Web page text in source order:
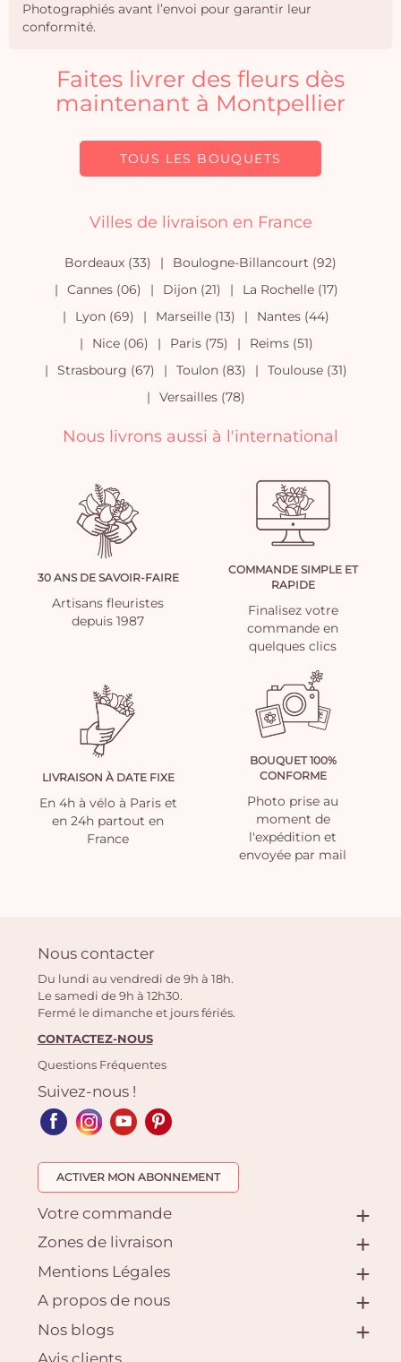
Photographiés avant l’envoi pour garantir leur
conformité.
Faites livrer des fleurs dès
maintenant à Montpellier
TOUS LES BOUQUETS
Villes de livraison en France
Bordeaux (33)
Boulogne-Billancourt (92)
Cannes (06)
Dijon (21)
La Rochelle (17)
Lyon (69)
Marseille (13)
Nantes (44)
Nice (06)
Paris (75)
Reims (51)
Strasbourg (67)
Toulon (83)
Toulouse (31)
Versailles (78)
Nous livrons aussi à l'international
30 ANS DE SAVOIR-FAIRE
Artisans fleuristes
depuis 1987
COMMANDE SIMPLE ET
RAPIDE
Finalisez votre
commande en
quelques clics
LIVRAISON À DATE FIXE
En 4h à vélo à Paris et
en 24h partout en
France
BOUQUET 100%
CONFORME
Photo prise au
moment de
l'expédition et
envoyée par mail
Nous contacter
Du lundi au vendredi de 9h à 18h.
Le samedi de 9h à 12h30.
Fermé le dimanche et jours fériés.
CONTACTEZ-NOUS
Questions Fréquentes
Suivez-nous !
ACTIVER MON ABONNEMENT
Votre commande
Zones de livraison
Mentions Légales
A propos de nous
Nos blogs
Avis clients